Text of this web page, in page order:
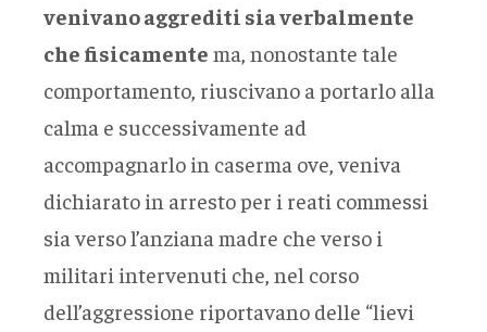
venivano aggrediti sia verbalmente
che fisicamente ma, nonostante tale
comportamento, riuscivano a portarlo alla
calma e successivamente ad
accompagnarlo in caserma ove, veniva
dichiarato in arresto per i reati commessi
sia verso l’anziana madre che verso i
militari intervenuti che, nel corso
dell’aggressione riportavano delle “lievi